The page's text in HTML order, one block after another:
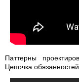
Паттерны
Цепочка